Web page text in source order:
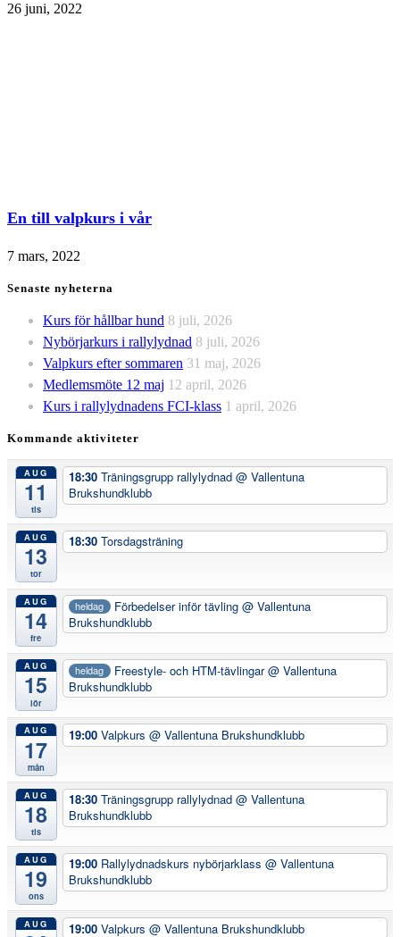
26 juni, 2022
En till valpkurs i vår
7 mars, 2022
Senaste nyheterna
Kurs för hållbar hund 8 juli, 2026
Nybörjarkurs i rallylydnad 8 juli, 2026
Valpkurs efter sommaren 31 maj, 2026
Medlemsmöte 12 maj 12 april, 2026
Kurs i rallylydnadens FCI-klass 1 april, 2026
Kommande aktiviteter
AUG
11
tis
18:30 Träningsgrupp rallylydnad @ Vallentuna
Brukshundklubb
AUG
13
tor
18:30 Torsdagsträning
AUG
14
fre
heldag Förbedelser inför tävling@ Vallentuna
Brukshundklubb
AUG
15
lör
heldag Freestyle- och HTM-tävlingar@ Vallentuna
Brukshundklubb
AUG
17
mån
19:00 Valpkurs @ Vallentuna Brukshundklubb
AUG
18
tis
18:30 Träningsgrupp rallylydnad @ Vallentuna
Brukshundklubb
AUG
19
ons
19:00 Rallylydnadskurs nybörjarklass @ Vallentuna
Brukshundklubb
AUG 19:00 Valpkurs @ Vallentuna Brukshundklubb